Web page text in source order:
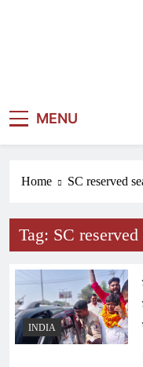
MENU
Home SC reserved
Tag: SC
INDIA